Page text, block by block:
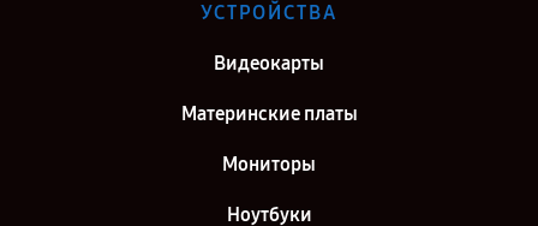
Казань
Ремонт видеокарты Gigabyte GeForce RTX 3060 Gaming OC в г.
Ремонт видеокарты Gigabyte GeForce RTX 3060 Gaming OC в г.
Саратов
УСТРОЙСТВА
Видеокарты
Материнские платы
Мониторы
Ноутбуки